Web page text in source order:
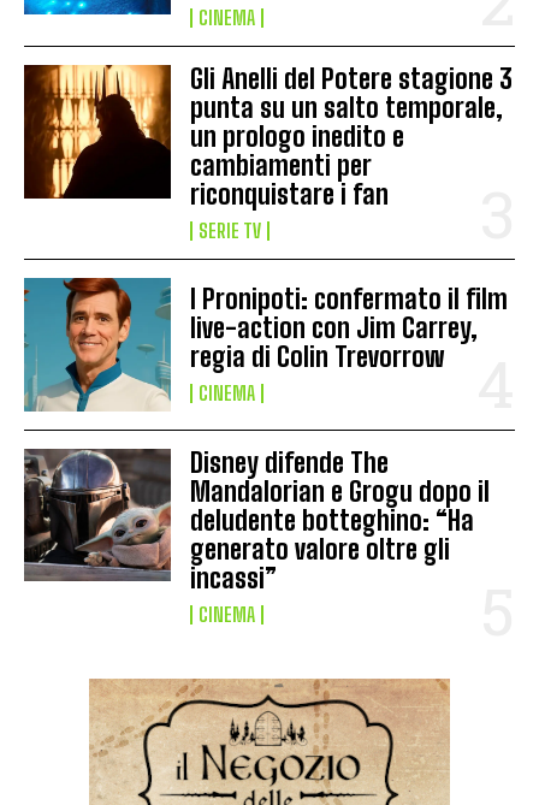
CINEMA
Gli Anelli del Potere stagione 3
punta su un salto temporale,
un prologo inedito e
cambiamenti per
riconquistare i fan
SERIE TV
I Pronipoti: confermato il film
live-action con Jim Carrey,
regia di Colin Trevorrow
CINEMA
Disney difende The
Mandalorian e Grogu dopo il
deludente botteghino: “Ha
generato valore oltre gli
incassi”
CINEMA